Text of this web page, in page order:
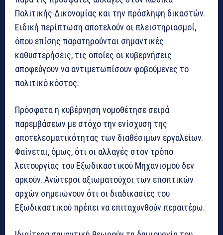
Πολιτικής Δικονομίας και την πρόσληψη δικαστών.
Ειδική περίπτωση αποτελούν οι πλειστηριασμοί,
όπου επίσης παρατηρούνται σημαντικές
καθυστερήσεις, τις οποίες οι κυβερνήσεις
αποφεύγουν να αντιμετωπίσουν φοβούμενες το
πολιτικό κόστος.
Πρόσφατα η κυβέρνηση νομοθέτησε σειρά
παρεμβάσεων με στόχο την ενίσχυση της
αποτελεσματικότητας των διαθέσιμων εργαλείων.
Φαίνεται, όμως, ότι οι αλλαγές στον τρόπο
λειτουργίας του Εξωδικαστικού Μηχανισμού δεν
αρκούν. Ανώτεροι αξιωματούχοι των εποπτικών
αρχών σημειώνουν ότι οι διαδικασίες του
Εξωδικαστικού πρέπει να επιταχυνθούν περαιτέρω.